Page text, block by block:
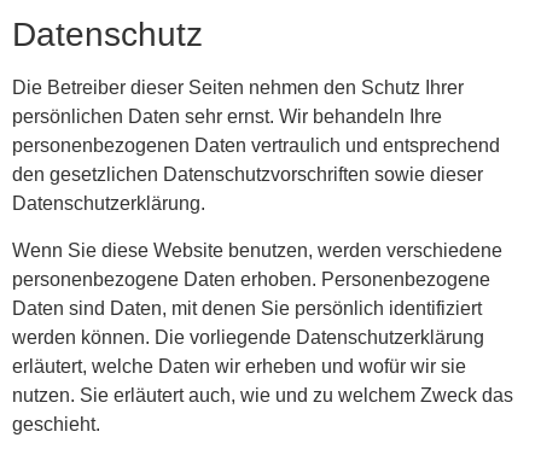
Datenschutz
Die Betreiber dieser Seiten nehmen den Schutz Ihrer
persönlichen Daten sehr ernst. Wir behandeln Ihre
personenbezogenen Daten vertraulich und entsprechend
den gesetzlichen Datenschutzvorschriften sowie dieser
Datenschutzerklärung.
Wenn Sie diese Website benutzen, werden verschiedene
personenbezogene Daten erhoben. Personenbezogene
Daten sind Daten, mit denen Sie persönlich identifiziert
werden können. Die vorliegende Datenschutzerklärung
erläutert, welche Daten wir erheben und wofür wir sie
nutzen. Sie erläutert auch, wie und zu welchem Zweck das
geschieht.